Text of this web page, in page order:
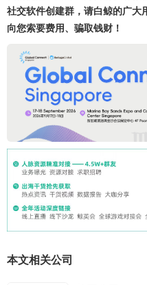
社交软件创建群，请白鲸的广大
向您索要费用、骗取钱财！
本文相关公司